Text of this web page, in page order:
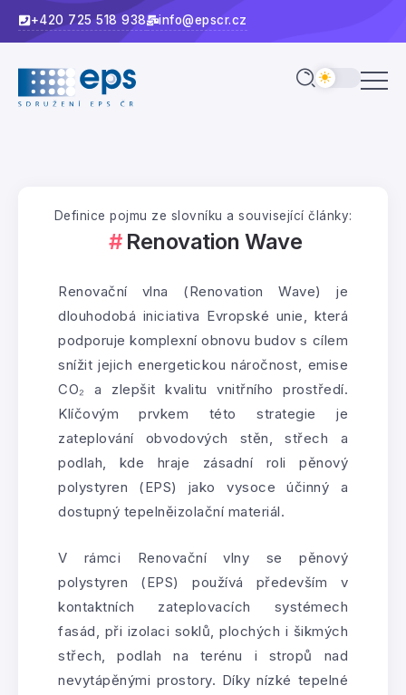
+420 725 518 938 info@epscr.cz
Definice pojmu ze slovníku a související články:
Renovation Wave
Renovační vlna (Renovation Wave) je
dlouhodobá iniciativa Evropské unie, která
podporuje komplexní obnovu budov s cílem
snížit jejich energetickou náročnost, emise
CO₂ a zlepšit kvalitu vnitřního prostředí.
Klíčovým prvkem této strategie je
zateplování obvodových stěn, střech a
podlah, kde hraje zásadní roli pěnový
polystyren (EPS) jako vysoce účinný a
dostupný tepelněizolační materiál.
V rámci Renovační vlny se pěnový
polystyren (EPS) používá především v
kontaktních zateplovacích systémech
fasád, při izolaci soklů, plochých i šikmých
střech, podlah na terénu i stropů nad
nevytápěnými prostory. Díky nízké tepelné